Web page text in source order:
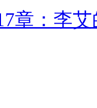
章：李